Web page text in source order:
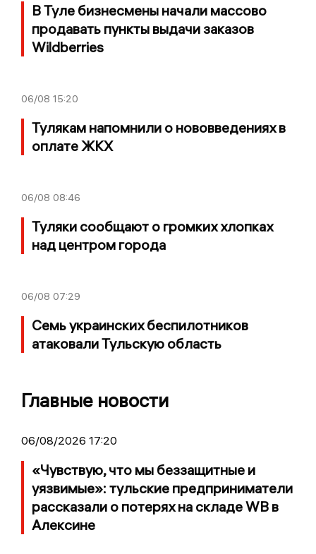
В Туле бизнесмены начали массово
продавать пункты выдачи заказов
Wildberries
06/08 15:20
Тулякам напомнили о нововведениях в
оплате ЖКХ
06/08 08:46
Туляки сообщают о громких хлопках
над центром города
06/08 07:29
Семь украинских беспилотников
атаковали Тульскую область
Главные новости
06/08/2026 17:20
«Чувствую, что мы беззащитные и
уязвимые»: тульские предприниматели
рассказали о потерях на складе WB в
Алексине